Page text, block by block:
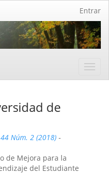
Entrar
de
Núm. 2 (2018) -
de Mejora para la
del Estudiante